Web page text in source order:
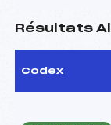
Résultats
Codex